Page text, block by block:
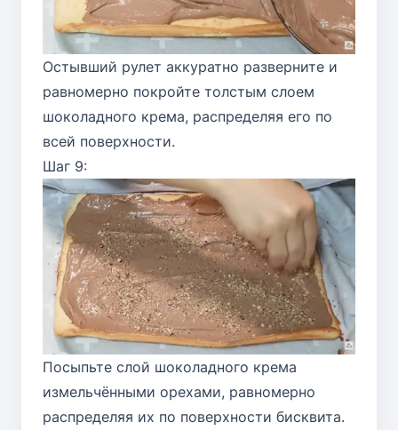
Остывший рулет аккуратно разверните и
равномерно покройте толстым слоем
шоколадного крема, распределяя его по
всей поверхности.
Шаг 9:
Посыпьте слой шоколадного крема
измельчёнными орехами, равномерно
распределяя их по поверхности бисквита.